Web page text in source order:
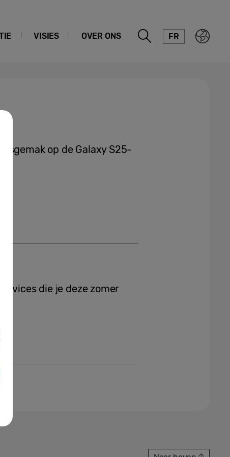
VISIES OVER ONS FR
op de Galaxy S25-
die je deze zomer